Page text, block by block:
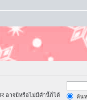
อาจมีหรือไม่มีคำนี้ก็ได้
ค้น